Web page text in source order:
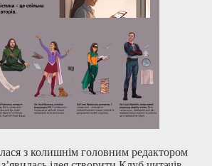
з колишнім головним редактором